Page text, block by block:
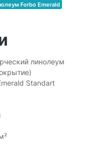
Forbo Emerald
линолеум
Standart